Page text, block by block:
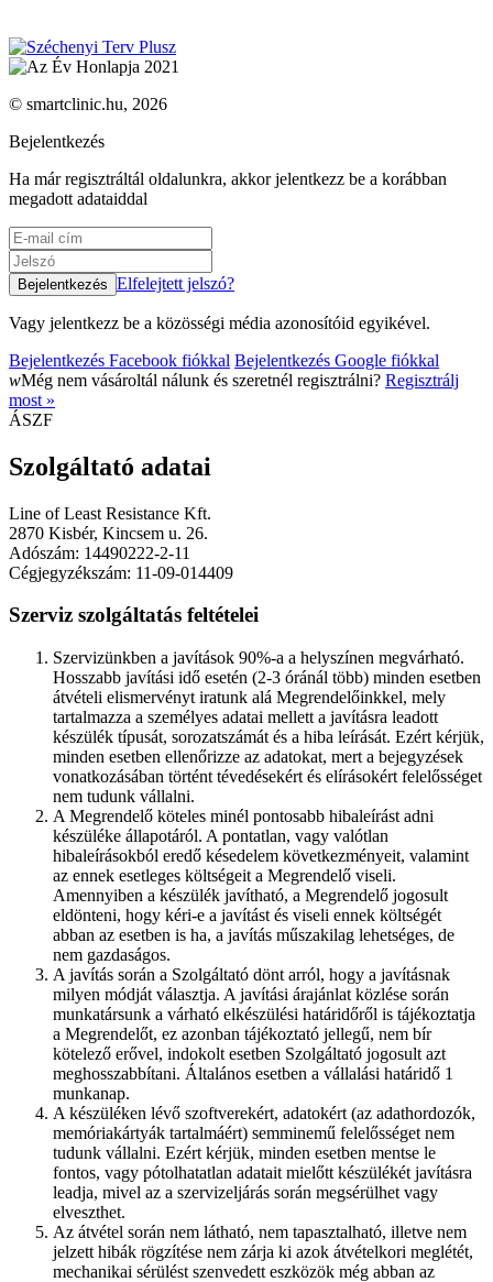
© smartclinic.hu, 2026
Bejelentkezés
Ha már regisztráltál oldalunkra, akkor jelentkezz be a korábban
megadott adataiddal
Elfelejtett jelszó?
Vagy jelentkezz be a közösségi média azonosítóid egyikével.
Bejelentkezés Facebook fiókkal Bejelentkezés Google fiókkal
wMég nem vásároltál nálunk és szeretnél regisztrálni? Regisztrálj
most »
ÁSZF
Szolgáltató adatai
Line of Least Resistance Kft.
2870 Kisbér, Kincsem u. 26.
Adószám: 14490222-2-11
Cégjegyzékszám: 11-09-014409
Szerviz szolgáltatás feltételei
Szervizünkben a javítások 90%-a a helyszínen megvárható.
Hosszabb javítási idő esetén (2-3 óránál több) minden esetben
átvételi elismervényt iratunk alá Megrendelőinkkel, mely
tartalmazza a személyes adatai mellett a javításra leadott
készülék típusát, sorozatszámát és a hiba leírását. Ezért kérjük,
minden esetben ellenőrizze az adatokat, mert a bejegyzések
vonatkozásában történt tévedésekért és elírásokért felelősséget
nem tudunk vállalni.
A Megrendelő köteles minél pontosabb hibaleírást adni
készüléke állapotáról. A pontatlan, vagy valótlan
hibaleírásokból eredő késedelem következményeit, valamint
az ennek esetleges költségeit a Megrendelő viseli.
Amennyiben a készülék javítható, a Megrendelő jogosult
eldönteni, hogy kéri-e a javítást és viseli ennek költségét
abban az esetben is ha, a javítás műszakilag lehetséges, de
nem gazdaságos.
A javítás során a Szolgáltató dönt arról, hogy a javításnak
milyen módját választja. A javítási árajánlat közlése során
munkatársunk a várható elkészülési határidőről is tájékoztatja
a Megrendelőt, ez azonban tájékoztató jellegű, nem bír
kötelező erővel, indokolt esetben Szolgáltató jogosult azt
meghosszabbítani. Általános esetben a vállalási határidő 1
munkanap.
A készüléken lévő szoftverekért, adatokért (az adathordozók,
memóriakártyák tartalmáért) semminemű felelősséget nem
tudunk vállalni. Ezért kérjük, minden esetben mentse le
fontos, vagy pótolhatatlan adatait mielőtt készülékét javításra
leadja, mivel az a szervizeljárás során megsérülhet vagy
elveszthet.
Az átvétel során nem látható, nem tapasztalható, illetve nem
jelzett hibák rögzítése nem zárja ki azok átvételkori meglétét,
mechanikai sérülést szenvedett eszközök még abban az